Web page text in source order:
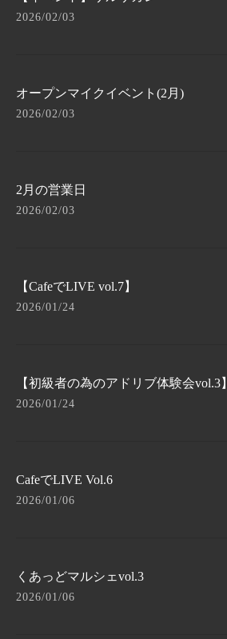
2026/02/03
オープンマイクイベント(2月)
2026/02/03
2月の営業日
2026/02/03
【CafeでLIVE vol.7】
2026/01/24
【初級者の為のアドリブ体験会vol.3】
2026/01/24
CafeでLIVE Vol.6
2026/01/06
くあっどマルシェvol.3
2026/01/06